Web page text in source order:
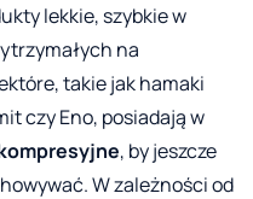
lekkie, szybkie w
na
takie jak hamaki
czy Eno, posiadają w
, by jeszcze
W zależności od